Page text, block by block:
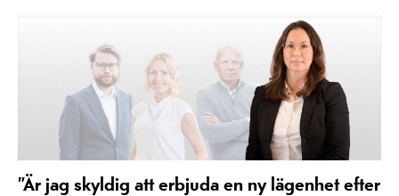
”Är jag skyldig att erbjuda en ny lägenhet efter